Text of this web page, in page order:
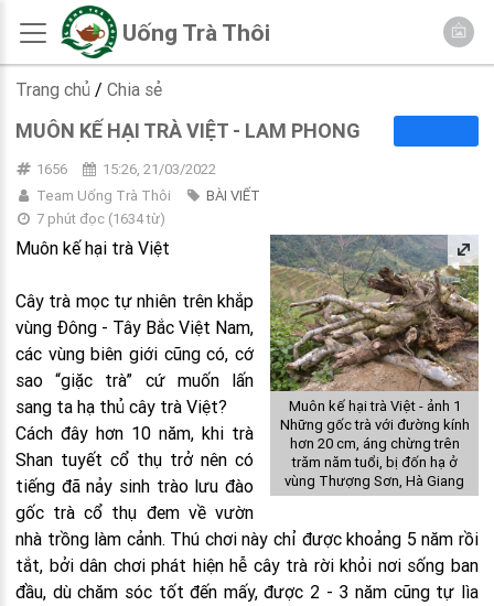
Uống Trà Thôi
Trang chủ / Chia sẻ
MUÔN KẾ HẠI TRÀ VIỆT - LAM PHONG
1656
15:26, 21/03/2022
Team Uống Trà Thôi
BÀI VIẾT
7 phút đọc(1634từ)
Muôn kế hại trà Việt - ảnh 1
Những gốc trà với đường kính
hơn 20 cm, áng chừng trên
trăm năm tuổi, bị đốn hạ ở
vùng Thượng Sơn, Hà Giang
Muôn kế hại trà Việt
Cây trà mọc tự nhiên trên khắp
vùng Đông - Tây Bắc Việt Nam,
các vùng biên giới cũng có, cớ
sao “giặc trà” cứ muốn lấn
sang ta hạ thủ cây trà Việt?
Cách đây hơn 10 năm, khi trà
Shan tuyết cổ thụ trở nên có
tiếng đã nảy sinh trào lưu đào
gốc trà cổ thụ đem về vườn
nhà trồng làm cảnh. Thú chơi này chỉ được khoảng 5 năm rồi
tắt, bởi dân chơi phát hiện hễ cây trà rời khỏi nơi sống ban
đầu, dù chăm sóc tốt đến mấy, được 2 - 3 năm cũng tự lìa